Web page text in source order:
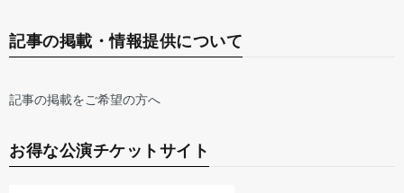
記事の掲載・情報提供について
記事の掲載をご希望の方へ
お得な公演チケットサイト